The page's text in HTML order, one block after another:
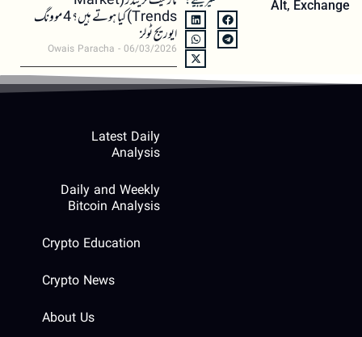
Alt, Exchange
Trends) کیا ہوتے ہیں؟ 4 موونگ
ایوریج ٹولز
Owais Paracha 06/03/2026
Latest Daily
Analysis
Daily and Weekly
Bitcoin Analysis
Crypto Education
Crypto News
About Us